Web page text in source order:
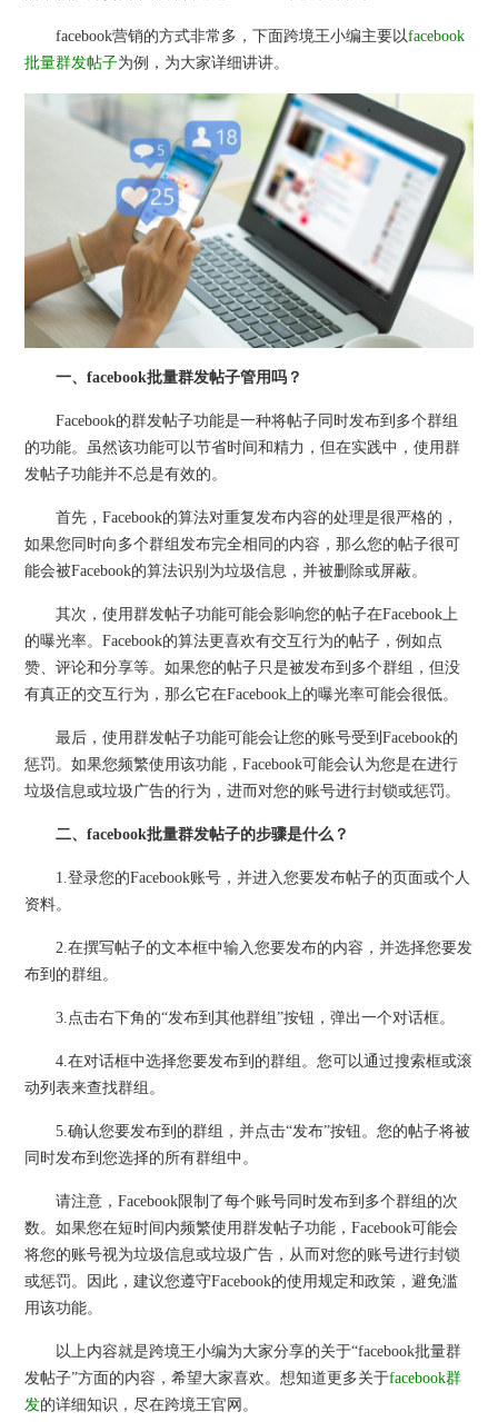
facebook营销的方式非常多，下面跨境王小编主要以facebook
批量群发帖子为例，为大家详细讲讲。
一、facebook批量群发帖子管用吗？
Facebook的群发帖子功能是一种将帖子同时发布到多个群组
的功能。虽然该功能可以节省时间和精力，但在实践中，使用群
发帖子功能并不总是有效的。
首先，Facebook的算法对重复发布内容的处理是很严格的，
如果您同时向多个群组发布完全相同的内容，那么您的帖子很可
能会被Facebook的算法识别为垃圾信息，并被删除或屏蔽。
其次，使用群发帖子功能可能会影响您的帖子在Facebook上
的曝光率。Facebook的算法更喜欢有交互行为的帖子，例如点
赞、评论和分享等。如果您的帖子只是被发布到多个群组，但没
有真正的交互行为，那么它在Facebook上的曝光率可能会很低。
最后，使用群发帖子功能可能会让您的账号受到Facebook的
惩罚。如果您频繁使用该功能，Facebook可能会认为您是在进行
垃圾信息或垃圾广告的行为，进而对您的账号进行封锁或惩罚。
二、facebook批量群发帖子的步骤是什么？
1.登录您的Facebook账号，并进入您要发布帖子的页面或个人
资料。
2.在撰写帖子的文本框中输入您要发布的内容，并选择您要发
布到的群组。
3.点击右下角的“发布到其他群组”按钮，弹出一个对话框。
4.在对话框中选择您要发布到的群组。您可以通过搜索框或滚
动列表来查找群组。
5.确认您要发布到的群组，并点击“发布”按钮。您的帖子将被
同时发布到您选择的所有群组中。
请注意，Facebook限制了每个账号同时发布到多个群组的次
数。如果您在短时间内频繁使用群发帖子功能，Facebook可能会
将您的账号视为垃圾信息或垃圾广告，从而对您的账号进行封锁
或惩罚。因此，建议您遵守Facebook的使用规定和政策，避免滥
用该功能。
以上内容就是跨境王小编为大家分享的关于“facebook批量群
发帖子”方面的内容，希望大家喜欢。想知道更多关于facebook群
发的详细知识，尽在跨境王官网。